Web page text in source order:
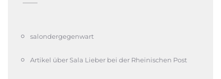
salondergegenwart
Artikel über Sala Lieber bei der Rheinischen Post